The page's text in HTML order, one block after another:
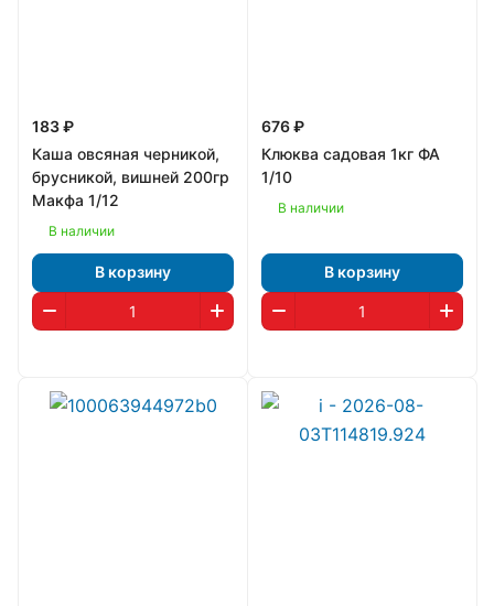
183 ₽
Каша овсяная черникой,
брусникой, вишней 200гр
Макфа 1/12
В наличии
В корзину
676 ₽
Клюква садовая 1кг ФА
1/10
В наличии
В корзину